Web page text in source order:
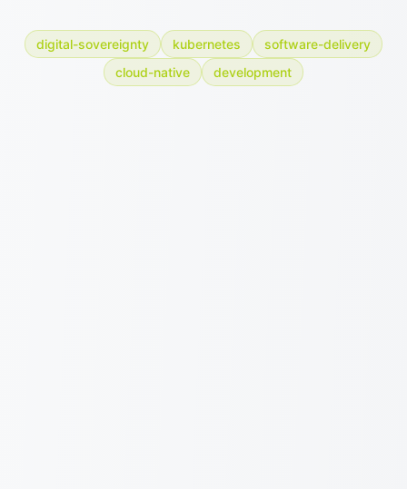
digital-sovereignty kubernetes
software-delivery
cloud-native
development